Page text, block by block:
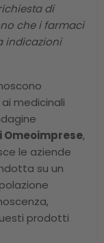
di
che i farmaci
indicazioni
medicinali
Omeoimprese,
le aziende
su un
prodotti